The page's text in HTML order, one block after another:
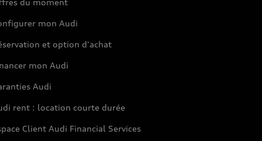
du moment
mon Audi
et option d'achat
mon Audi
Audi
rent : location courte durée
Client Audi Financial Services